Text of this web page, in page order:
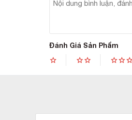
Đánh Giá Sản Phẩm